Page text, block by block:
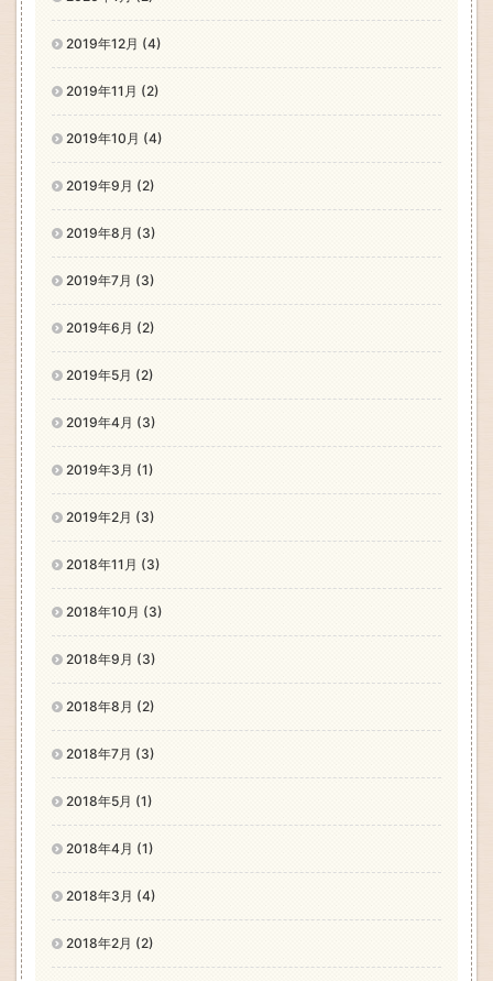
2019年12月 (4)
2019年11月 (2)
2019年10月 (4)
2019年9月 (2)
2019年8月 (3)
2019年7月 (3)
2019年6月 (2)
2019年5月 (2)
2019年4月 (3)
2019年3月 (1)
2019年2月 (3)
2018年11月 (3)
2018年10月 (3)
2018年9月 (3)
2018年8月 (2)
2018年7月 (3)
2018年5月 (1)
2018年4月 (1)
2018年3月 (4)
2018年2月 (2)